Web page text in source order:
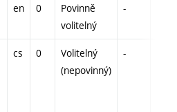
en 0
Povinně
volitelný
-
cs 0
Volitelný
(nepovinný)
-